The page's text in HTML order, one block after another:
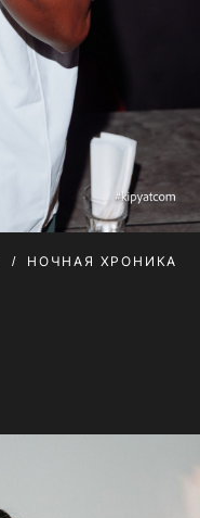
НОЧНАЯ ХРОНИКА